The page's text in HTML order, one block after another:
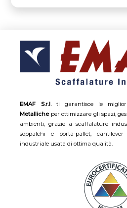
EMAF S.r.l.ti garantisce le
Metallicheper ottimizzare gli spazi,
ambienti, grazie a scaffalature
soppalchi e porta-pallet,
industriale usata di ottima qualità.